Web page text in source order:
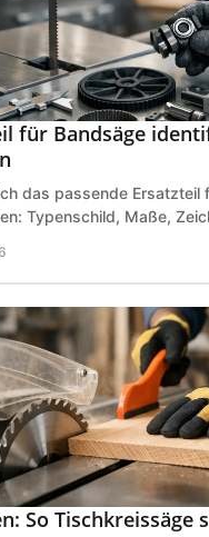
für Bandsäge
das passende Ersatzteil
Typenschild, Maße,
So Tischkreissäge